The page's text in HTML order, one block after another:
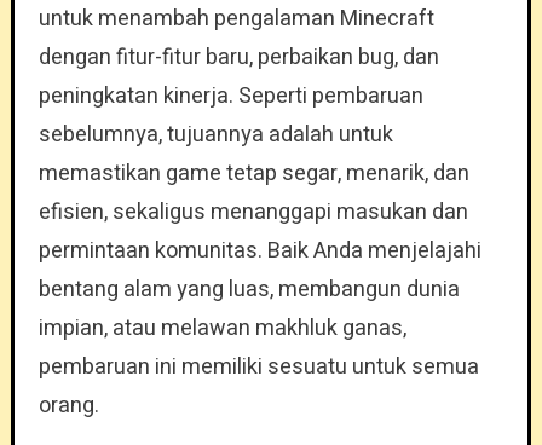
untuk menambah pengalaman Minecraft
dengan fitur-fitur baru, perbaikan bug, dan
peningkatan kinerja. Seperti pembaruan
sebelumnya, tujuannya adalah untuk
memastikan game tetap segar, menarik, dan
efisien, sekaligus menanggapi masukan dan
permintaan komunitas. Baik Anda menjelajahi
bentang alam yang luas, membangun dunia
impian, atau melawan makhluk ganas,
pembaruan ini memiliki sesuatu untuk semua
orang.